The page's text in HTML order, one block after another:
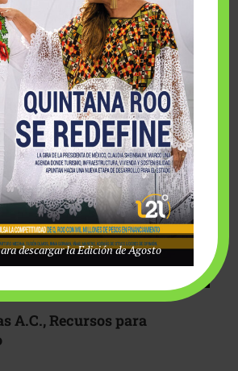
Make-A-Wish México unieron
realidad el deseo de una …
A.C., Recursos para
descargar la Edición de Agosto